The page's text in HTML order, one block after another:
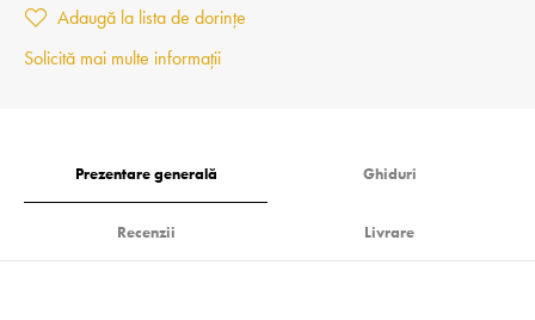
Adaugă la lista de dorințe
Solicită mai multe informații
Prezentare generală Ghiduri
Recenzii Livrare